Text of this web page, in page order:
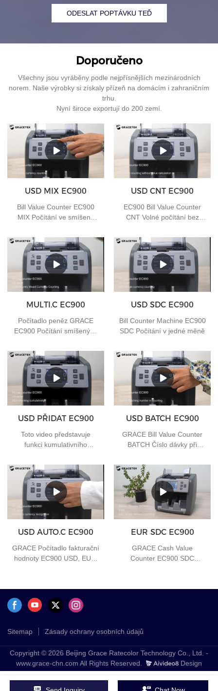
ODESLAT POPTÁVKU TEĎ
Doporučeno
Všechny jsou vyráběny podle nejpřísnějších mezinárodních
norem. Naše výrobky si získaly přízeň na domácím i zahraničním
trhu.
Nyní široce exportují do 200 zemí.
USD MIX EC900
Bill Value Counter EC900
MIX Počítání ve smíšené
USD CNT EC900
EC900 Bill Value Counter
CNT Volné počítání bez
MULTI.C EC900
Počítadlo peněz GRACE
EC900 Počítání smíšených
USD SDC EC900
Bill Counter Machine EC900
SDC Počítání v jedné měně
USD PŘIDAT EC900
Toto video představuje
funkci kumulativního
EC900 ADD, pokud máte
nějaké potřeby, můžete nás
kontaktovat
USD BATCH EC900
GRACE Bill Value Counter
BATCH Číslo dávky při
USD AUTO.C EC900
GRACE Počítadlo fakturační
hodnoty EC900 USD, EUR,
EUR SDC EC900
GRACE Cash Value
Counter EC900 SDC
Sitemap Zásady ochrany osobních údajů
Copyright © 2026 Beijing Grace Ratecolor Technology Co., Ltd. -
www.grace-chn.com All Rights Reserved.
Design